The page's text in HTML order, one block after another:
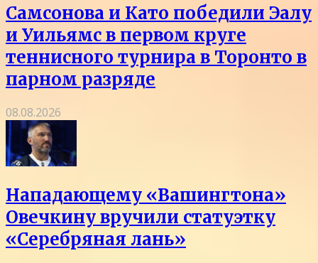
Самсонова и Като победили Эалу
и Уильямс в первом круге
теннисного турнира в Торонто в
парном разряде
08.08.2026
Нападающему «Вашингтона»
Овечкину вручили статуэтку
«Серебряная лань»